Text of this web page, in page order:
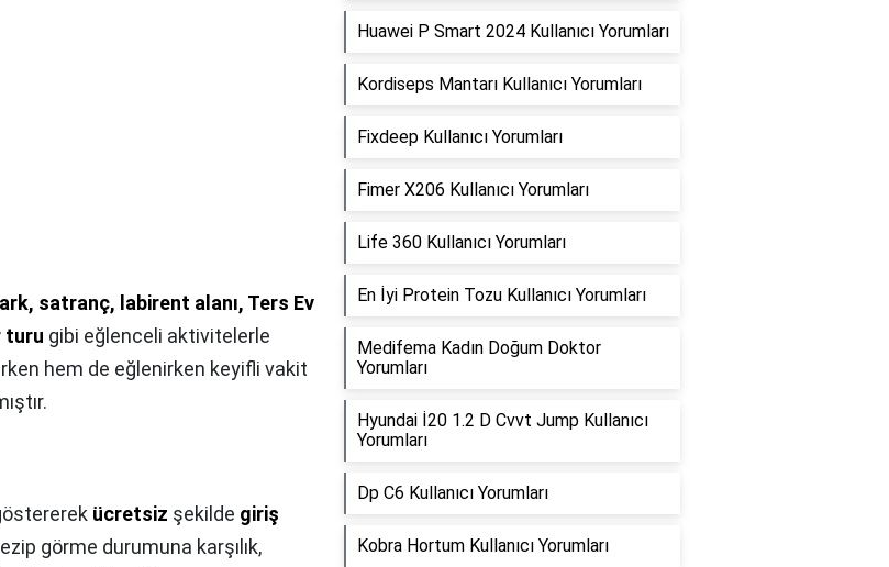
satranç, labirent alanı, Ters Ev
turu gibi eğlenceli aktivitelerle
hem de eğlenirken keyifli vakit
ücretsiz şekilde giriş
görme durumuna karşılık,
Huawei P Smart 2024 Kullanıcı Yorumları
Kordiseps Mantarı Kullanıcı Yorumları
Fixdeep Kullanıcı Yorumları
Fimer X206 Kullanıcı Yorumları
Life 360 Kullanıcı Yorumları
En İyi Protein Tozu Kullanıcı Yorumları
Medifema Kadın Doğum Doktor
Yorumları
Hyundai İ20 1.2 D Cvvt Jump Kullanıcı
Yorumları
Dp C6 Kullanıcı Yorumları
Kobra Hortum Kullanıcı Yorumları